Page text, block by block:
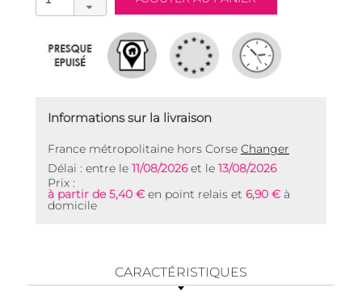
Informations sur la livraison
France métropolitaine hors Corse Changer
Délai : entre le 11/08/2026et le 13/08/2026
Prix :
à partir de 5,40 € en point relais et 6,90 € à
domicile
CARACTÉRISTIQUES